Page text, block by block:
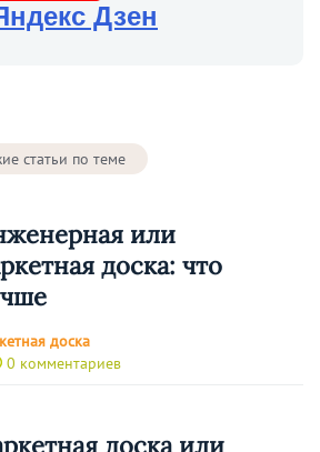
Дзен
статьи по теме
или
доска: что
доска
0 комментариев
доска или